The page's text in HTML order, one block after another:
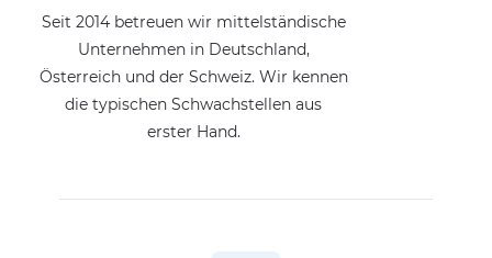
Seit 2014 betreuen wir mittelständische
Unternehmen in Deutschland,
Österreich und der Schweiz. Wir kennen
die typischen Schwachstellen aus
erster Hand.